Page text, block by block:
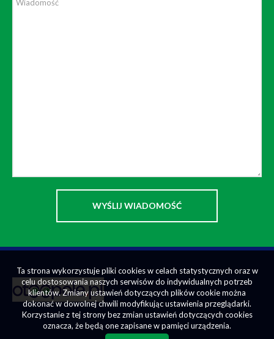
Ta strona wykorzystuje pliki cookies w celach statystycznych oraz w
celu dostosowania naszych serwisów do indywidualnych potrzeb
klientów. Zmiany ustawień dotyczących plików cookie można
dokonać w dowolnej chwili modyfikując ustawienia przeglądarki.
Korzystanie z tej strony bez zmian ustawień dotyczących cookies
oznacza, że będą one zapisane w pamięci urządzenia.